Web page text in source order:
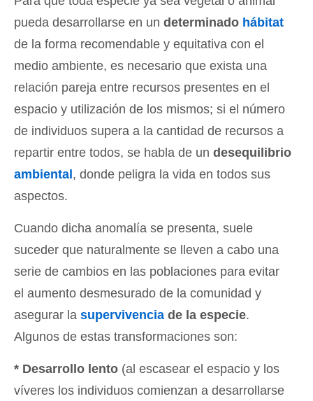
pueda desarrollarse en un determinado hábitat
de la forma recomendable y equitativa con el
medio ambiente, es necesario que exista una
relación pareja entre recursos presentes en el
espacio y utilización de los mismos; si el número
de individuos supera a la cantidad de recursos a
repartir entre todos, se habla de un desequilibrio
ambiental , donde peligra la vida en todos sus
aspectos.
Cuando dicha anomalía se presenta, suele
suceder que naturalmente se lleven a cabo una
serie de cambios en las poblaciones para evitar
el aumento desmesurado de la comunidad y
asegurar la supervivencia de la especie.
Algunos de estas transformaciones son:
* Desarrollo lento (al escasear el espacio y los
víveres los individuos comienzan a desarrollarse